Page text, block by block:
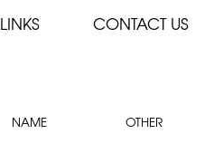
LINKS CONTACT US
NAME OTHER